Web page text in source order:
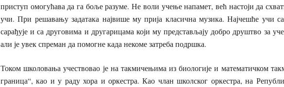
приступ омогућава да га боље разуме. Не воли учење напамет, већ настоји да
учи. При решавању задатака највише му прија класична музика. Најчешће учи
сарађује и са друговима и другарицама који му представљају добро друштво за
али је увек спреман да помогне када некоме затреба подршка.
Током школовања учествовао је на такмичењима из биологије и математичком
граница“, као и у раду хора и оркестра. Као члан школског оркестра, на